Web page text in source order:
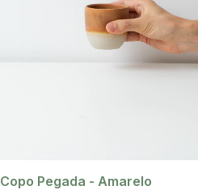
Copo Pegada - Amarelo